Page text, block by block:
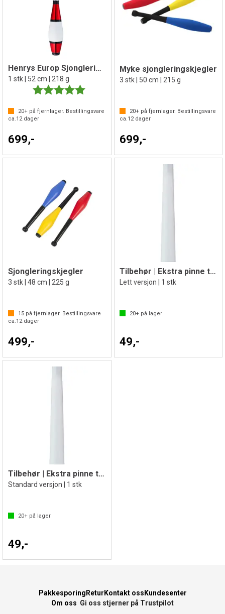
Henrys Europ Sjongleringskjegle
1 stk | 52 cm | 218 g
Karakter:
5.0 av 5 mulige
20+ på fjernlager. Bestillingsvare
ca. 12 dager
699,-
Myke sjongleringskjegler
3 stk | 50 cm | 215 g
20+på fjernlager. Bestillingsvare
ca. 12dager
699,-
Sjongleringskjegler
3 stk | 48 cm | 225 g
15 på fjernlager. Bestillingsvare
ca. 12 dager
499,-
Tilbehør | Ekstra pinne til Delphin
Lett versjon | 1 stk
20+på lager
49,-
Tilbehør | Ekstra pinne til Delphin
Standard versjon | 1 stk
20+ på lager
49,-
Pakkesporing Retur Kontakt oss Kundesenter
Om oss Gi oss stjerner på Trustpilot